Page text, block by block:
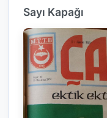
Sayı Kapağı